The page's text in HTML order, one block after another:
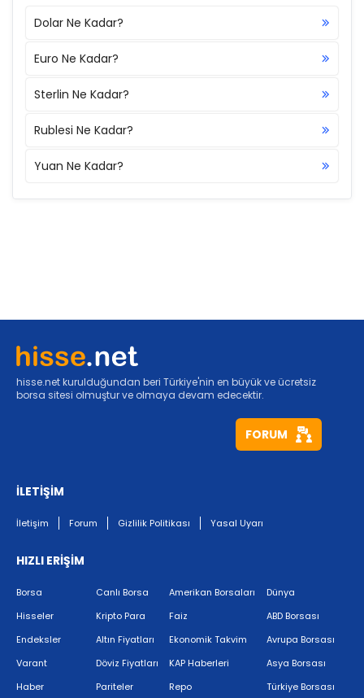
Dolar Ne Kadar?
Euro Ne Kadar?
Sterlin Ne Kadar?
Rublesi Ne Kadar?
Yuan Ne Kadar?
hisse.net kurulduğundan beri Türkiye'nin en büyük ve ücretsiz
borsa sitesi olmuştur ve olmaya devam edecektir.
FORUM
İLETİŞİM
İletişim Forum Gizlilik Politikası Yasal Uyarı
HIZLI ERİŞİM
Borsa
Hisseler
Endeksler
Varant
Haber
Canlı Borsa
Kripto Para
Altın Fiyatları
Döviz Fiyatları
Pariteler
Amerikan Borsaları
Faiz
Ekonomik Takvim
KAP Haberleri
Repo
Dünya
ABD Borsası
Avrupa Borsası
Asya Borsası
Türkiye Borsası